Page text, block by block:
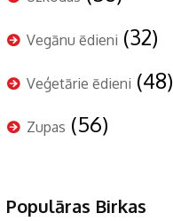
Vegānu ēdieni (32)
Veģetārie ēdieni (48)
Zupas (56)
Populāras Birkas